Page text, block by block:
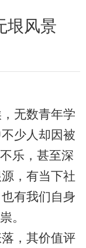
垠风景
无数青年学
少人却因被
乐，甚至深
，有当下社
有我们自身
。
，其价值评